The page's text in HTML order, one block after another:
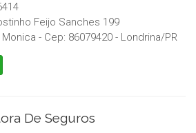
Feijo Sanches 199
- Cep: 86079420 - Londrina/PR
De Seguros